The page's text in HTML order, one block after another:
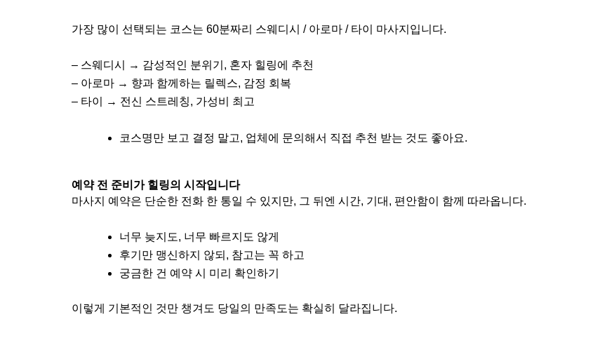
가장 많이 선택되는 코스는 60분짜리 스웨디시 / 아로마 / 타이 마사지입니다.
– 스웨디시 → 감성적인 분위기, 혼자 힐링에 추천
– 아로마 → 향과 함께하는 릴렉스, 감정 회복
– 타이 → 전신 스트레칭, 가성비 최고
코스명만 보고 결정 말고, 업체에 문의해서 직접 추천 받는 것도 좋아요.
예약 전 준비가 힐링의 시작입니다
마사지 예약은 단순한 전화 한 통일 수 있지만, 그 뒤엔 시간, 기대, 편안함이 함께 따라옵니다.
너무 늦지도, 너무 빠르지도 않게
후기만 맹신하지 않되, 참고는 꼭 하고
궁금한 건 예약 시 미리 확인하기
이렇게 기본적인 것만 챙겨도 당일의 만족도는 확실히 달라집니다.